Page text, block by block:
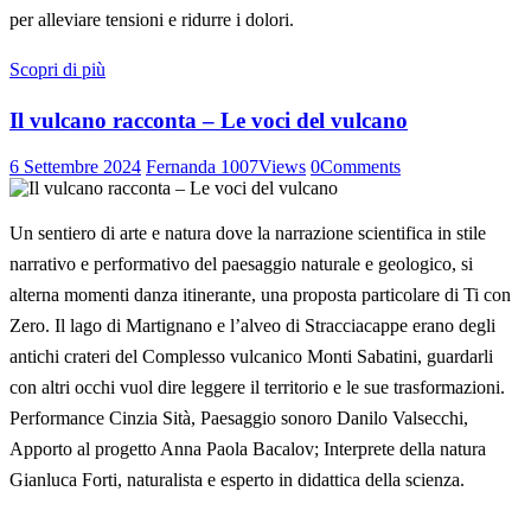
per alleviare tensioni e ridurre i dolori.
Scopri di più
Il vulcano racconta – Le voci del vulcano
6 Settembre 2024 Fernanda 1007Views 0Comments
Un sentiero di arte e natura dove la narrazione scientifica in stile
narrativo e performativo del paesaggio naturale e geologico, si
alterna momenti danza itinerante, una proposta particolare di Ti con
Zero. Il lago di Martignano e l’alveo di Stracciacappe erano degli
antichi crateri del Complesso vulcanico Monti Sabatini, guardarli
con altri occhi vuol dire leggere il territorio e le sue trasformazioni.
Performance Cinzia Sità, Paesaggio sonoro Danilo Valsecchi,
Apporto al progetto Anna Paola Bacalov; Interprete della natura
Gianluca Forti, naturalista e esperto in didattica della scienza.